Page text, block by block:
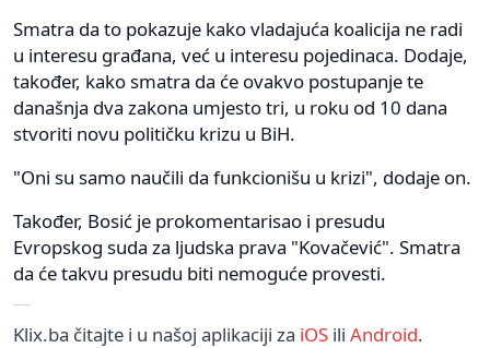
Smatra da to pokazuje kako vladajuća koalicija ne radi
u interesu građana, već u interesu pojedinaca. Dodaje,
također, kako smatra da će ovakvo postupanje te
današnja dva zakona umjesto tri, u roku od 10 dana
stvoriti novu političku krizu u BiH.
"Oni su samo naučili da funkcionišu u krizi", dodaje on.
Također, Bosić je prokomentarisao i presudu
Evropskog suda za ljudska prava "Kovačević". Smatra
da će takvu presudu biti nemoguće provesti.
Klix.ba čitajte i u našoj aplikaciji za iOS ili Android.